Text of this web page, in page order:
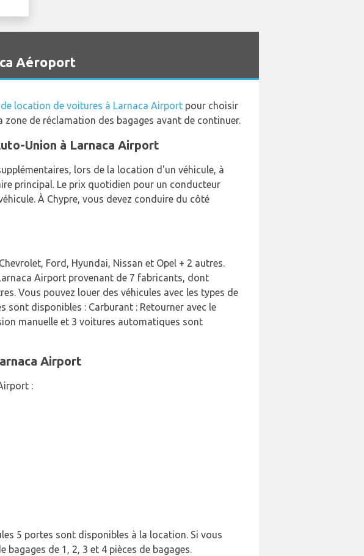
Aéroport
location de voitures à Larnaca Airport pour choisir
de réclamation des bagages avant de continuer.
Union à Larnaca Airport
lors de la location d'un véhicule, à
principal. Le prix quotidien pour un conducteur
À Chypre, vous devez conduire du côté
Ford, Hyundai, Nissan et Opel + 2 autres.
Airport provenant de 7 fabricants, dont
Vous pouvez louer des véhicules avec les types de
sont disponibles : Carburant : Retourner avec le
manuelle et 3 voitures automatiques sont
Airport
:
5 portes sont disponibles à la location. Si vous
de 1, 2, 3 et 4 pièces de bagages.